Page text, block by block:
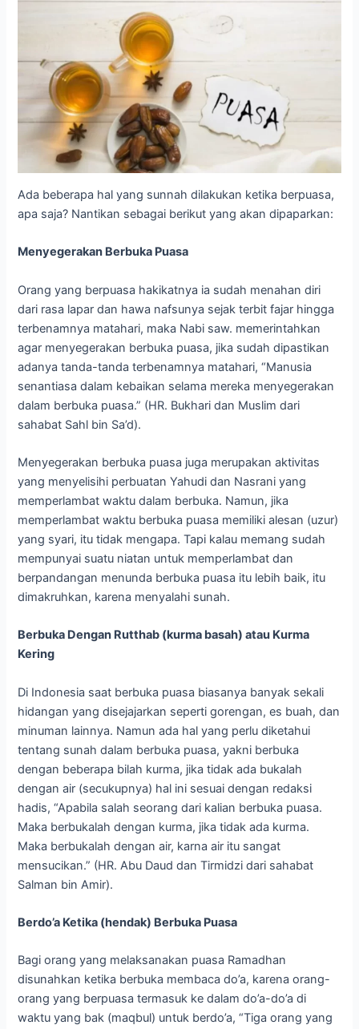
Ada beberapa hal yang sunnah dilakukan ketika berpuasa,
apa saja? Nantikan sebagai berikut yang akan dipaparkan:
Menyegerakan Berbuka Puasa
Orang yang berpuasa hakikatnya ia sudah menahan diri
dari rasa lapar dan hawa nafsunya sejak terbit fajar hingga
terbenamnya matahari, maka Nabi saw. memerintahkan
agar menyegerakan berbuka puasa, jika sudah dipastikan
adanya tanda-tanda terbenamnya matahari, “Manusia
senantiasa dalam kebaikan selama mereka menyegerakan
dalam berbuka puasa.” (HR. Bukhari dan Muslim dari
sahabat Sahl bin Sa’d).
Menyegerakan berbuka puasa juga merupakan aktivitas
yang menyelisihi perbuatan Yahudi dan Nasrani yang
memperlambat waktu dalam berbuka. Namun, jika
memperlambat waktu berbuka puasa memiliki alesan (uzur)
yang syari, itu tidak mengapa. Tapi kalau memang sudah
mempunyai suatu niatan untuk memperlambat dan
berpandangan menunda berbuka puasa itu lebih baik, itu
dimakruhkan, karena menyalahi sunah.
Berbuka Dengan Rutthab (kurma basah) atau Kurma
Kering
Di Indonesia saat berbuka puasa biasanya banyak sekali
hidangan yang disejajarkan seperti gorengan, es buah, dan
minuman lainnya. Namun ada hal yang perlu diketahui
tentang sunah dalam berbuka puasa, yakni berbuka
dengan beberapa bilah kurma, jika tidak ada bukalah
dengan air (secukupnya) hal ini sesuai dengan redaksi
hadis, “Apabila salah seorang dari kalian berbuka puasa.
Maka berbukalah dengan kurma, jika tidak ada kurma.
Maka berbukalah dengan air, karna air itu sangat
mensucikan.” (HR. Abu Daud dan Tirmidzi dari sahabat
Salman bin Amir).
Berdo’a Ketika (hendak) Berbuka Puasa
Bagi orang yang melaksanakan puasa Ramadhan
disunahkan ketika berbuka membaca do’a, karena orang-
orang yang berpuasa termasuk ke dalam do’a-do’a di
waktu yang bak (maqbul) untuk berdo’a, “Tiga orang yang